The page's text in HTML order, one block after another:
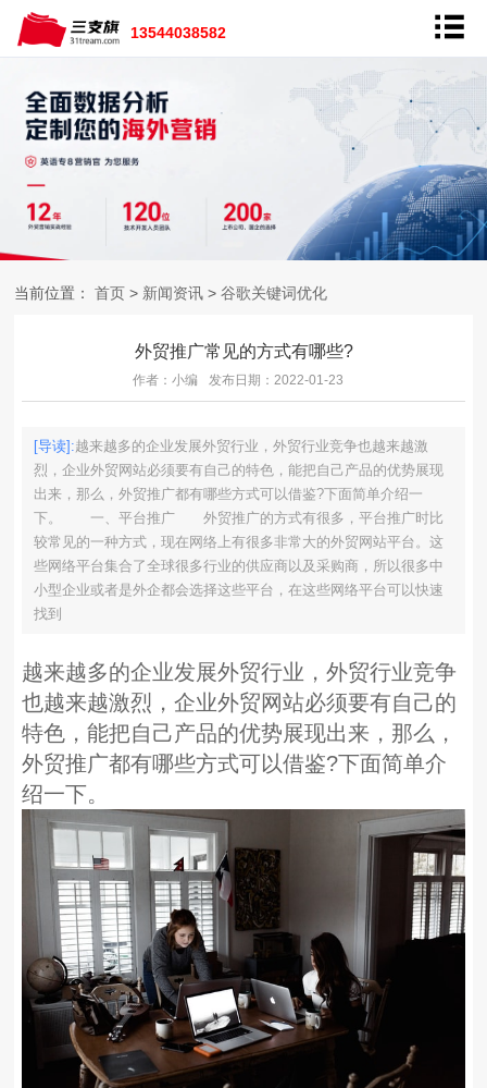
13544038582
当前位置： 首页 > 新闻资讯 > 谷歌关键词优化
外贸推广常见的方式有哪些?
作者：小编 发布日期：2022-01-23
[导读]:越来越多的企业发展外贸行业，外贸行业竞争也越来越激
烈，企业外贸网站必须要有自己的特色，能把自己产品的优势展现
出来，那么，外贸推广都有哪些方式可以借鉴?下面简单介绍一
下。 一、平台推广 外贸推广的方式有很多，平台推广时比
较常见的一种方式，现在网络上有很多非常大的外贸网站平台。这
些网络平台集合了全球很多行业的供应商以及采购商，所以很多中
小型企业或者是外企都会选择这些平台，在这些网络平台可以快速
找到
越来越多的企业发展外贸行业，外贸行业竞争
也越来越激烈，企业外贸网站必须要有自己的
特色，能把自己产品的优势展现出来，那么，
外贸推广都有哪些方式可以借鉴?下面简单介
绍一下。